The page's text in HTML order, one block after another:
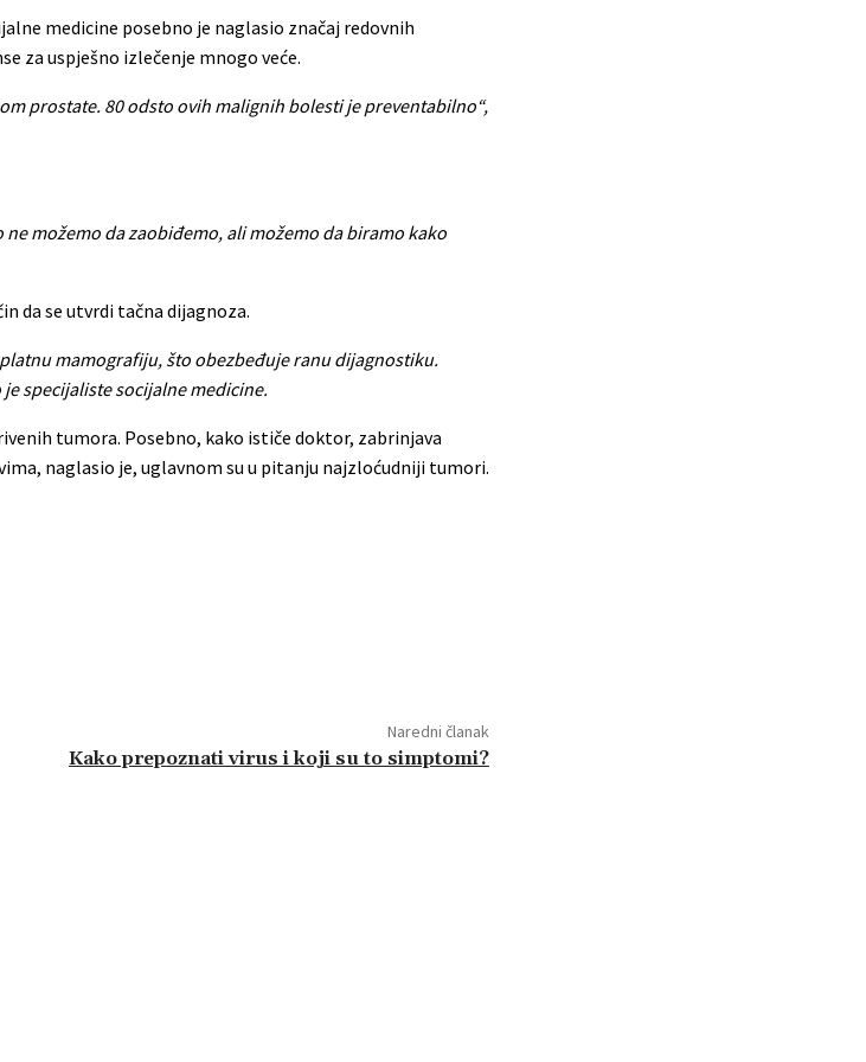
medicine posebno je naglasio značaj redovnih
za uspješno izlečenje mnogo veće.
prostate. 80 odsto ovih malignih bolesti je preventabilno“,
možemo da zaobiđemo, ali možemo da biramo kako
da se utvrdi tačna dijagnoza.
mamografiju, što obezbeđuje ranu dijagnostiku.
specijaliste socijalne medicine.
tumora. Posebno, kako ističe doktor, zabrinjava
naglasio je, uglavnom su u pitanju najzloćudniji tumori.
Naredni članak
Kako prepoznati virus i koji su to simptomi?